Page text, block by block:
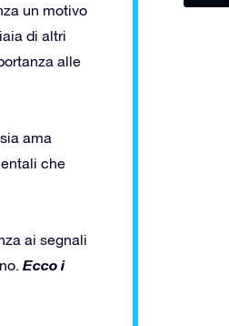
un motivo
di altri
alle
ama
che
ai segnali
Ecco i